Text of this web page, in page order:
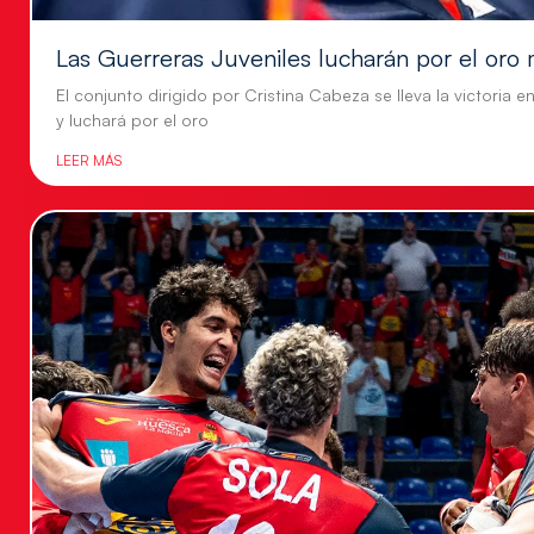
Las Guerreras Juveniles lucharán por el oro
El conjunto dirigido por Cristina Cabeza se lleva la victoria
y luchará por el oro
LEER MÁS